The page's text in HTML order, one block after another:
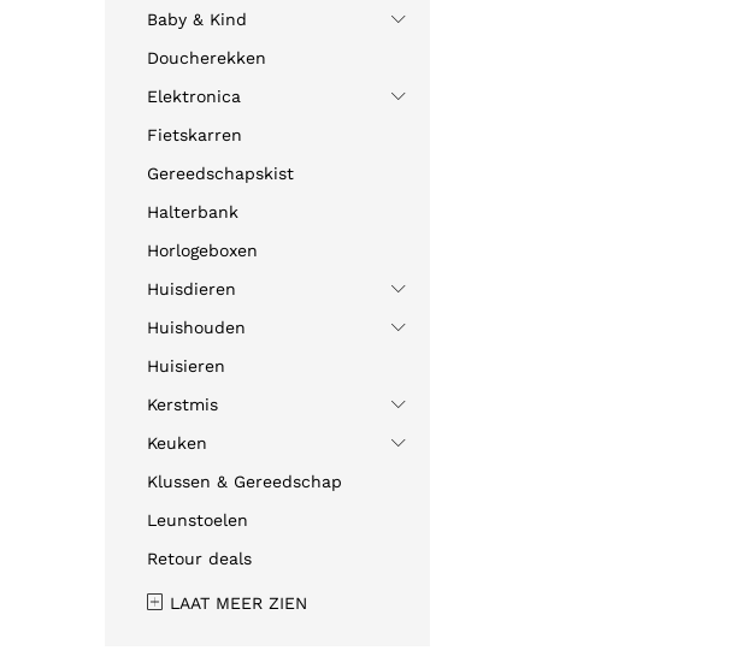
Baby & Kind
Doucherekken
Elektronica
Fietskarren
Gereedschapskist
Halterbank
Horlogeboxen
Huisdieren
Huishouden
Huisieren
Kerstmis
Keuken
Klussen & Gereedschap
Leunstoelen
Retour deals
LAAT MEER ZIEN